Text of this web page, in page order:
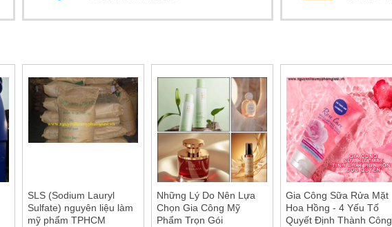
SLS (Sodium Lauryl
Sulfate) nguyên liệu làm
mỹ phẩm TPHCM
Những Lý Do Nên Lựa
Chọn Gia Công Mỹ
Phẩm Trọn Gói
Gia Công Sữa Rửa Mặt
Hoa Hồng - 4 Yếu Tố
Quyết Định Thành Công